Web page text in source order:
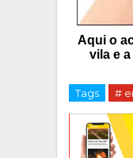
Aqui o
vila e
Tags #